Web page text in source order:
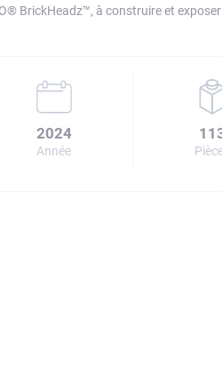
BrickHeadz™, à construire et exposer
2024
Année